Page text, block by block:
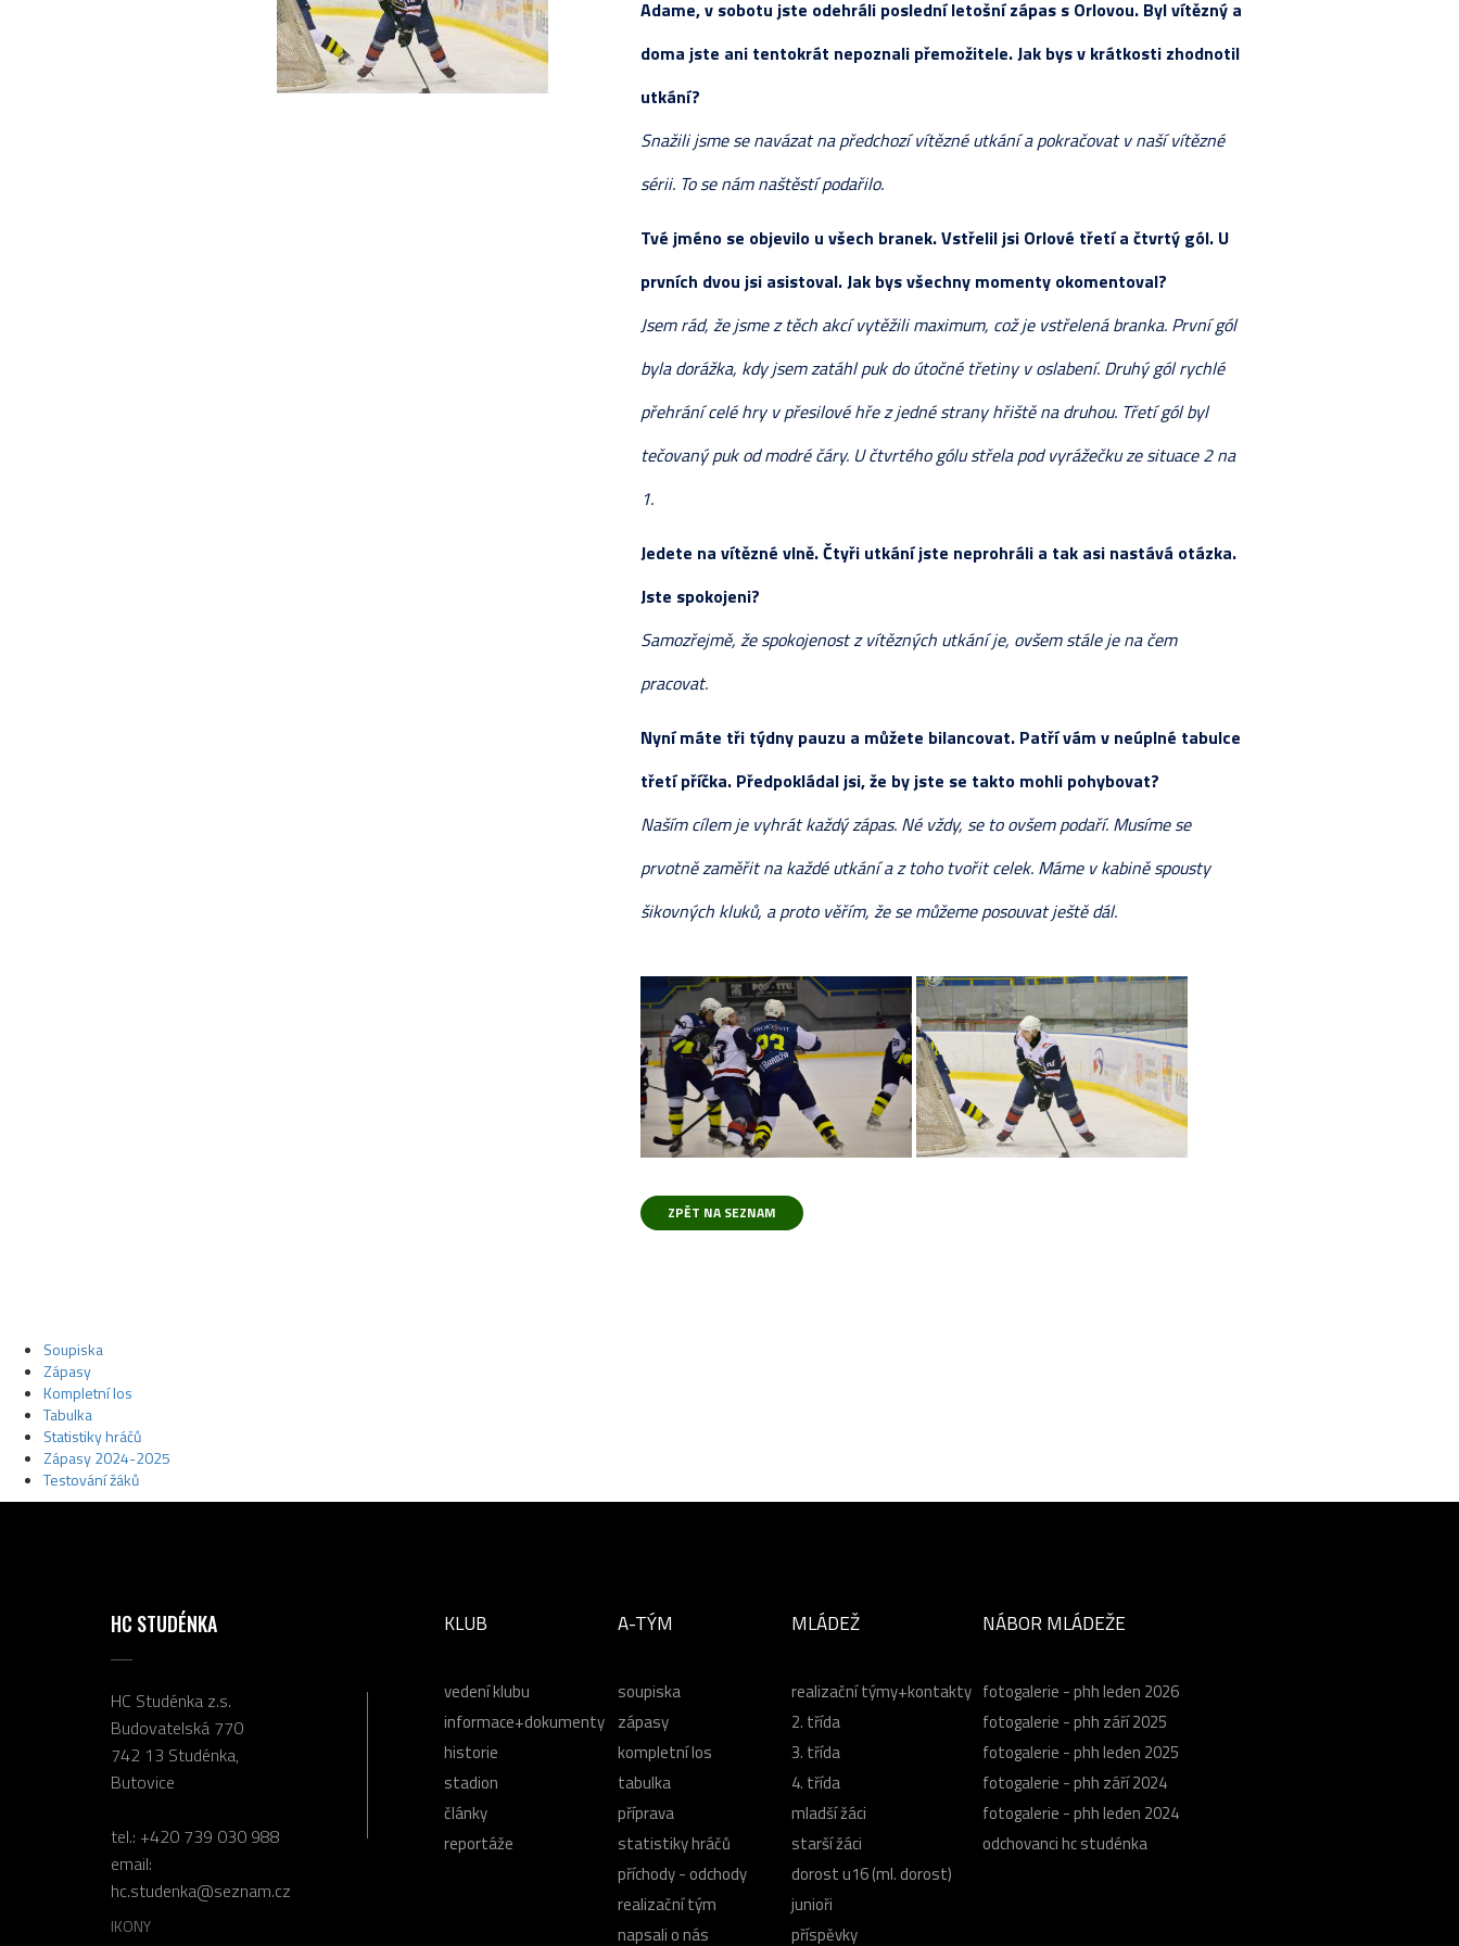
REALIZAČNÍ TÝM
NAPSALI O NÁS
STATISTIKY HRÁČŮ
TESTOVÁNÍ ŽÁKŮ
KOMPLETNÍ LOS
PŘÍPRAVA
JUNIOŘI
SOUPISKA
PŘÍSPĚVKY
VLADIMÍR SVAČINA
Adame, v sobotu jste odehráli poslední letošní zápas s Orlovou. Byl vítězný a
doma jste ani tentokrát nepoznali přemožitele. Jak bys v krátkosti zhodnotil
utkání?
Snažili jsme se navázat na předchozí vítězné utkání a pokračovat v naší vítězné
sérii. To se nám naštěstí podařilo.
Tvé jméno se objevilo u všech branek. Vstřelil jsi Orlové třetí a čtvrtý gól. U
prvních dvou jsi asistoval. Jak bys všechny momenty okomentoval?
Jsem rád, že jsme z těch akcí vytěžili maximum, což je vstřelená branka. První gól
byla dorážka, kdy jsem zatáhl puk do útočné třetiny v oslabení. Druhý gól rychlé
přehrání celé hry v přesilové hře z jedné strany hřiště na druhou. Třetí gól byl
tečovaný puk od modré čáry. U čtvrtého gólu střela pod vyrážečku ze situace 2 na
1.
Jedete na vítězné vlně. Čtyři utkání jste neprohráli a tak asi nastává otázka.
Jste spokojeni?
Samozřejmě, že spokojenost z vítězných utkání je, ovšem stále je na čem
pracovat.
Nyní máte tři týdny pauzu a můžete bilancovat. Patří vám v neúplné tabulce
třetí příčka. Předpokládal jsi, že by jste se takto mohli pohybovat?
Naším cílem je vyhrát každý zápas. Né vždy, se to ovšem podaří. Musíme se
prvotně zaměřit na každé utkání a z toho tvořit celek. Máme v kabině spousty
šikovných kluků, a proto věřím, že se můžeme posouvat ještě dál.
Soupiska
Zápasy
Kompletní los
Tabulka
Statistiky hráčů
Zápasy 2024-2025
Testování žáků
HC STUDÉNKA
HC Studénka z.s.
Budovatelská 770
742 13 Studénka,
Butovice
tel.: +420 739 030 988
email:
hc.studenka@seznam.cz
IKONY
KLUB
vedení klubu
informace+dokumenty
historie
stadion
články
reportáže
A-TÝM
soupiska
zápasy
kompletní los
tabulka
příprava
statistiky hráčů
příchody - odchody
realizační tým
napsali o nás
MLÁDEŽ
realizační týmy+kontakty
2. třída
3. třída
4. třída
mladší žáci
starší žáci
dorost u16 (ml. dorost)
junioři
příspěvky
NÁBOR MLÁDEŽE
fotogalerie - phh leden 2026
fotogalerie - phh září 2025
fotogalerie - phh leden 2025
fotogalerie - phh září 2024
fotogalerie - phh leden 2024
odchovanci hc studénka